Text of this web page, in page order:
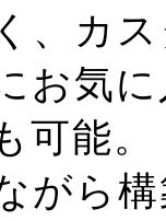
、カ
お気
可能
がら